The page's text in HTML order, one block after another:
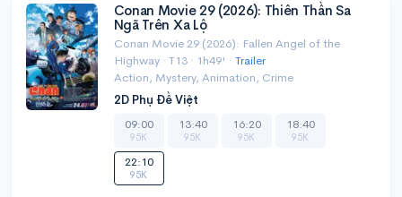
Conan Movie 29 (2026): Thiên Thần Sa
Ngã Trên Xa Lộ
Conan Movie 29 (2026): Fallen Angel of the
Highway · T13 · 1h49' · Trailer
Action, Mystery, Animation, Crime
2D Phụ Đề Việt
09:00
95K
13:40
95K
16:20
95K
18:40
95K
22:10
95K